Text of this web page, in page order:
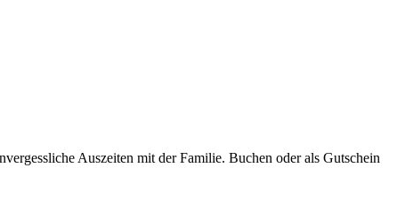
Auszeiten mit der Familie. Buchen oder als Gutschein